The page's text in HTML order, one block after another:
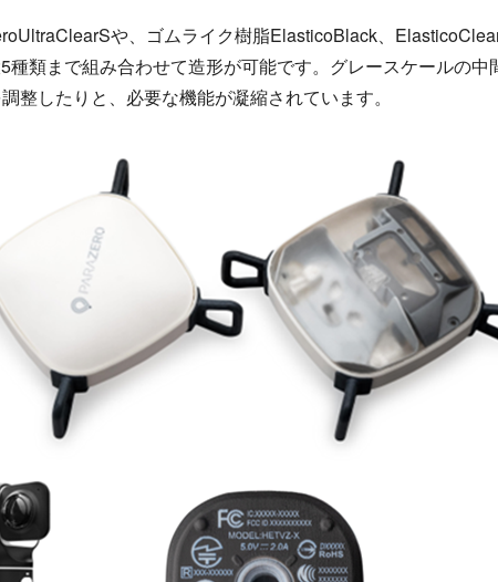
や、ゴムライク樹脂ElasticoBlack、
類まで組み合わせて造形が可能です。グレースケールの中
整したりと、必要な機能が凝縮されています。